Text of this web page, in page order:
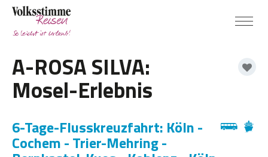
A-ROSA SILVA:
Mosel-Erlebnis
6-Tage-Flusskreuzfahrt: Köln -
Cochem - Trier-Mehring -